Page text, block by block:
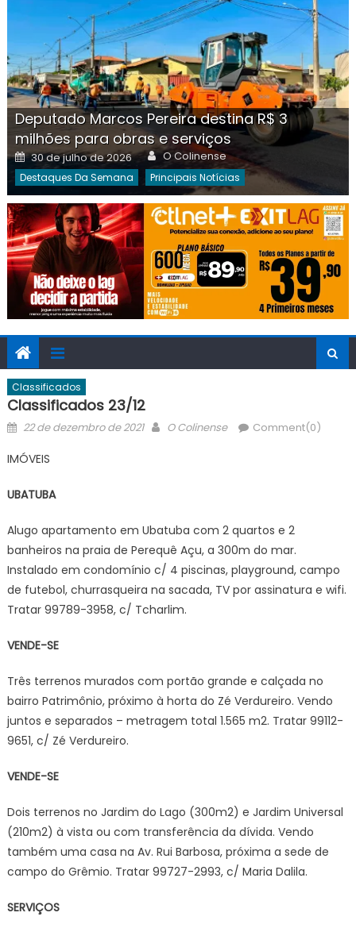
Deputado Marcos Pereira destina R$ 3
milhões para obras e serviços
Posted
on
30 de julho de 2026 Author
O Colinense
Destaques Da Semana Principais Notícias
Classificados
Classificados 23/12
Posted
22 de dezembro de 2021 Author
O Colinense Comment(0)
IMÓVEIS
UBATUBA
Alugo apartamento em Ubatuba com 2 quartos e 2
banheiros na praia de Perequê Açu, a 300m do mar.
Instalado em condomínio c/ 4 piscinas, playground, campo
de futebol, churrasqueira na sacada, TV por assinatura e wifi.
Tratar 99789-3958, c/ Tcharlim.
VENDE-SE
Três terrenos murados com portão grande e calçada no
bairro Patrimônio, próximo à horta do Zé Verdureiro. Vendo
juntos e separados – metragem total 1.565 m2. Tratar 99112-
9651, c/ Zé Verdureiro.
VENDE-SE
Dois terrenos no Jardim do Lago (300m2) e Jardim Universal
(210m2) à vista ou com transferência da dívida. Vendo
também uma casa na Av. Rui Barbosa, próxima a sede de
campo do Grêmio. Tratar 99727-2993, c/ Maria Dalila.
SERVIÇOS